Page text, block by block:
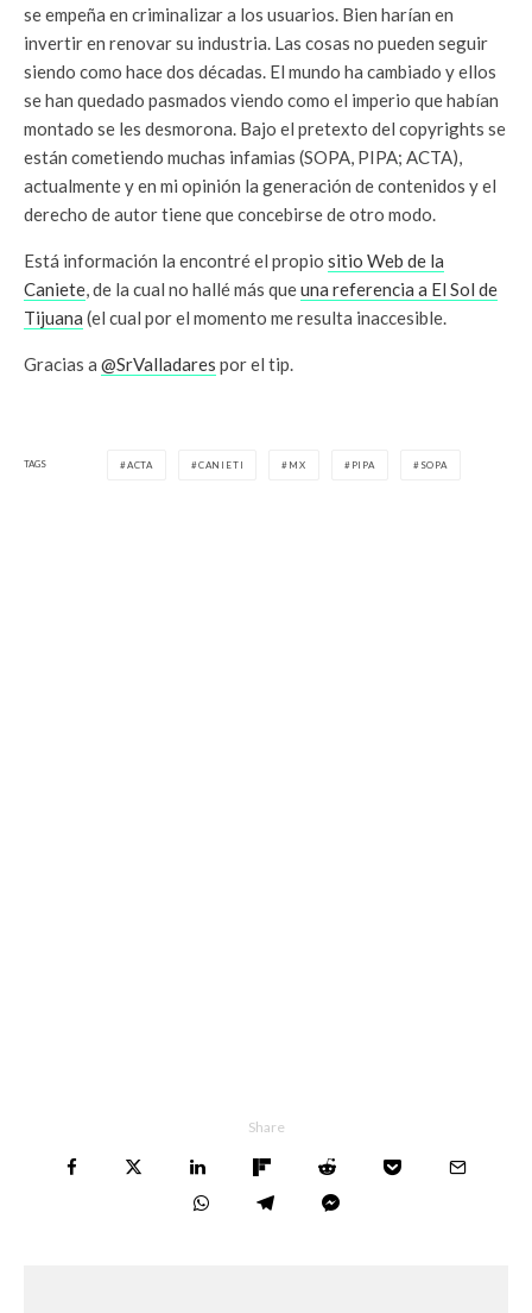
se empeña en criminalizar a los usuarios. Bien harían en
invertir en renovar su industria. Las cosas no pueden seguir
siendo como hace dos décadas. El mundo ha cambiado y ellos
se han quedado pasmados viendo como el imperio que habían
montado se les desmorona. Bajo el pretexto del copyrights se
están cometiendo muchas infamias (SOPA, PIPA; ACTA),
actualmente y en mi opinión la generación de contenidos y el
derecho de autor tiene que concebirse de otro modo.
Está información la encontré el propio sitio Web de la
Caniete, de la cual no hallé más queuna referencia a El Sol de
Tijuana (el cual por el momento me resulta inaccesible.
Gracias a @SrValladares por el tip.
TAGS ACTA CANIETI MX PIPA SOPA
Share